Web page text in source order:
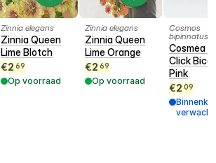
Zinnia elegans
Zinnia Queen
Lime Blotch
€2 69
Op voorraad
Zinnia elegans
Zinnia Queen
Lime Orange
€2 69
Op voorraad
Cosmos
bipinnatus
Cosmea
Click
Pink
€2 09
verwacht